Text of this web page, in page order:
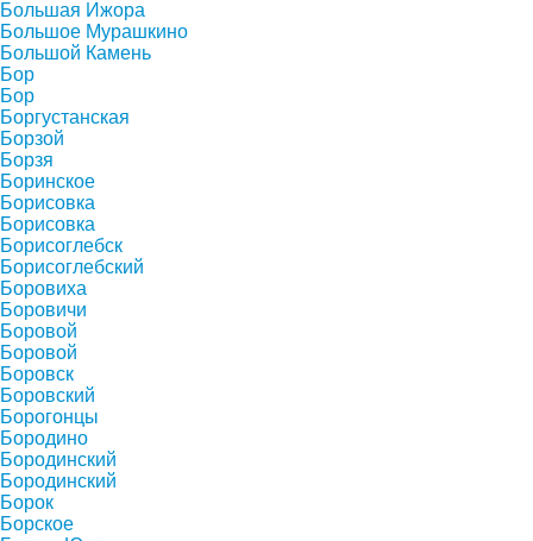
Большая Ижора
Большое Мурашкино
Большой Камень
Бор
Бор
Боргустанская
Борзой
Борзя
Боринское
Борисовка
Борисовка
Борисоглебск
Борисоглебский
Боровиха
Боровичи
Боровой
Боровой
Боровск
Боровский
Борогонцы
Бородино
Бородинский
Бородинский
Борок
Борское